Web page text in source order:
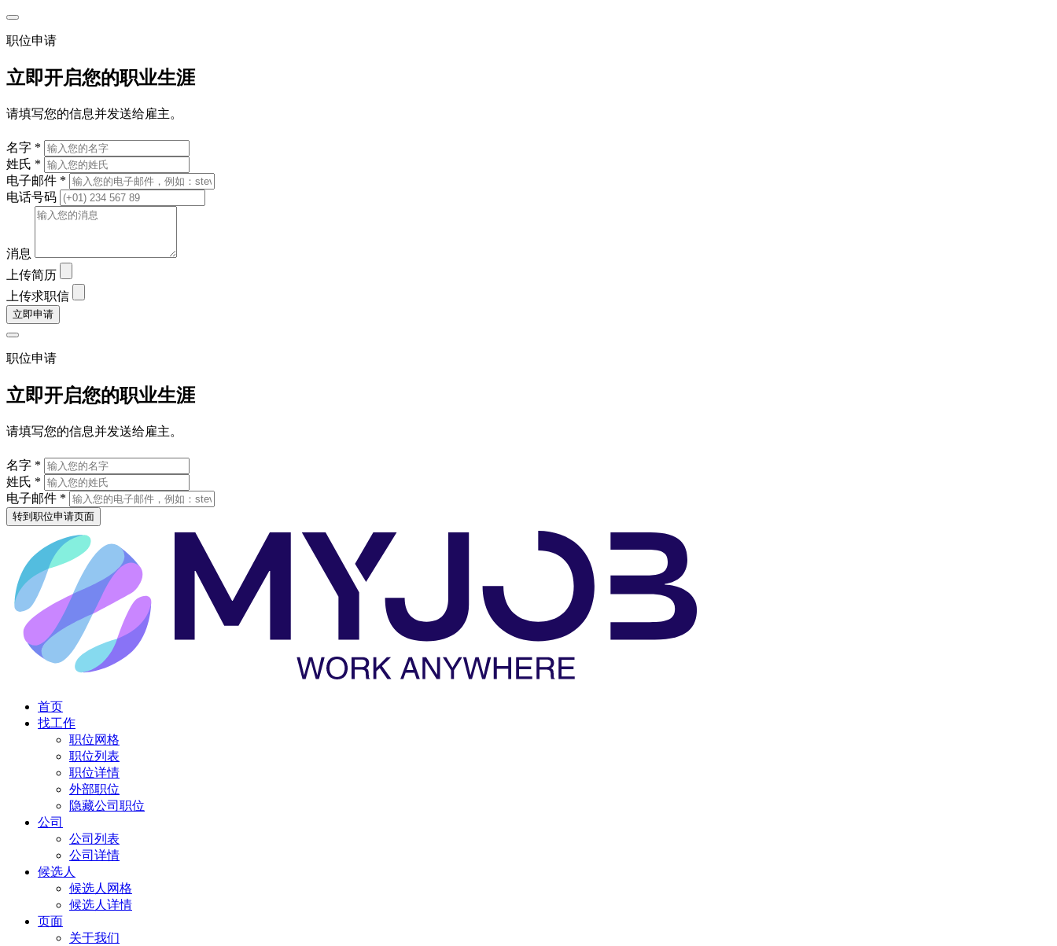
职位申请
立即开启您的职业生涯
请填写您的信息并发送给雇主。
名字 *
姓氏 *
电子邮件 *
电话号码
消息
上传简历
上传求职信
立即申请
职位申请
立即开启您的职业生涯
请填写您的信息并发送给雇主。
名字 *
姓氏 *
电子邮件 *
转到职位申请页面
首页
找工作
职位网格
职位列表
职位详情
外部职位
隐藏公司职位
公司
公司列表
公司详情
候选人
候选人网格
候选人详情
页面
关于我们